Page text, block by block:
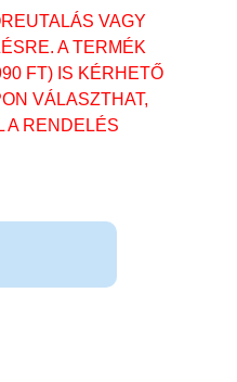
VAGY
A TERMÉK
FT) IS KÉRHETŐ
VÁLASZTHAT,
A RENDELÉS